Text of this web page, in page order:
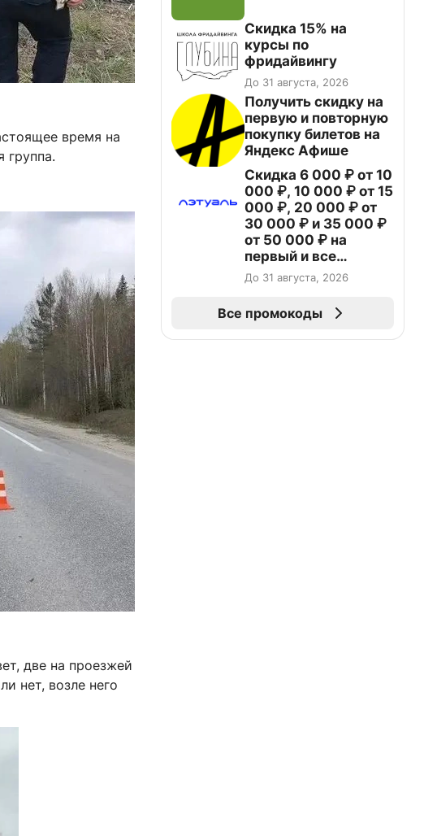
время на
группа.
две на проезжей
нет, возле него
Скидка 15% на
курсы по
фридайвингу
До 31 августа, 2026
Получить скидку на
первую и повторную
покупку билетов на
Яндекс Афише
Скидка 6 000 ₽ от 10
000 ₽, 10 000 ₽ от 15
000 ₽, 20 000 ₽ от
30 000 ₽ и 35 000 ₽
от 50 000 ₽ на
первый и все
повторные заказы по
промокоду НАБЕРИ
До 31 августа, 2026
Все промокоды